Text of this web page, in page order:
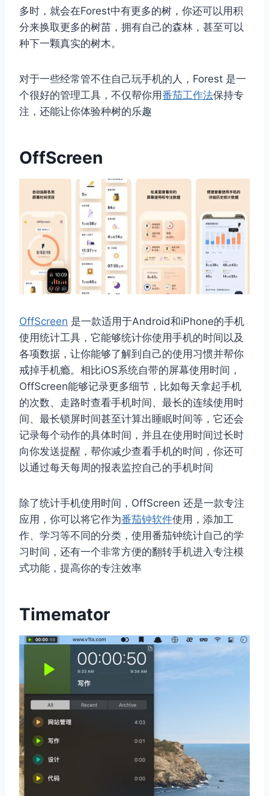
多时，就会在Forest中有更多的树，你还可以用积
分来换取更多的树苗，拥有自己的森林，甚至可以
种下一颗真实的树木。
对于一些经常管不住自己玩手机的人，Forest 是一
个很好的管理工具，不仅帮你用番茄工作法保持专
注，还能让你体验种树的乐趣
OffScreen
OffScreen 是一款适用于Android和iPhone的手机
使用统计工具，它能够统计你使用手机的时间以及
各项数据，让你能够了解到自己的使用习惯并帮你
戒掉手机瘾。相比iOS系统自带的屏幕使用时间，
OffScreen能够记录更多细节，比如每天拿起手机
的次数、走路时查看手机时间、最长的连续使用时
间、最长锁屏时间甚至计算出睡眠时间等，它还会
记录每个动作的具体时间，并且在使用时间过长时
向你发送提醒，帮你减少查看手机的时间，你还可
以通过每天每周的报表监控自己的手机时间
除了统计手机使用时间，OffScreen 还是一款专注
应用，你可以将它作为番茄钟软件使用，添加工
作、学习等不同的分类，使用番茄钟统计自己的学
习时间，还有一个非常方便的翻转手机进入专注模
式功能，提高你的专注效率
Timemator